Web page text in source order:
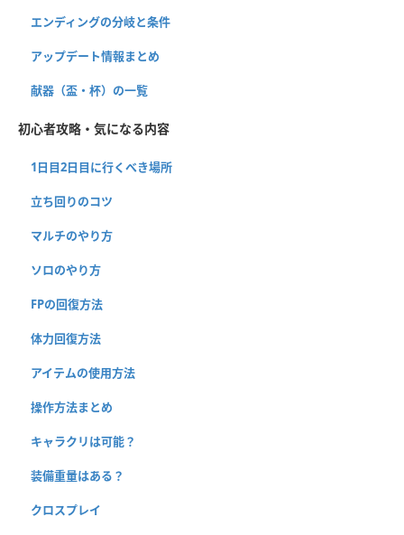
エンディングの分岐と条件
アップデート情報まとめ
献器（盃・杯）の一覧
初心者攻略・気になる内容
1日目2日目に行くべき場所
立ち回りのコツ
マルチのやり方
ソロのやり方
FPの回復方法
体力回復方法
アイテムの使用方法
操作方法まとめ
キャラクリは可能？
装備重量はある？
クロスプレイ